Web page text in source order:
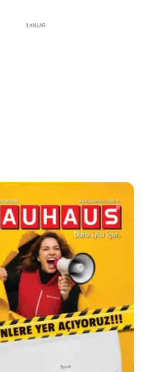
İLANLAR